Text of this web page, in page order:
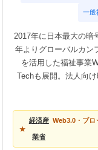
一般
2017年に日本最大の暗
年よりグローバルカン
を活用した福祉事業
Techも展開。法人向
経済産
業省
Web3.0・ブロ